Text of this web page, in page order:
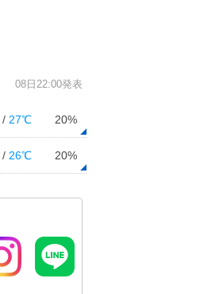
08日22:00発表
/ 27℃ 20%
/ 26℃ 20%